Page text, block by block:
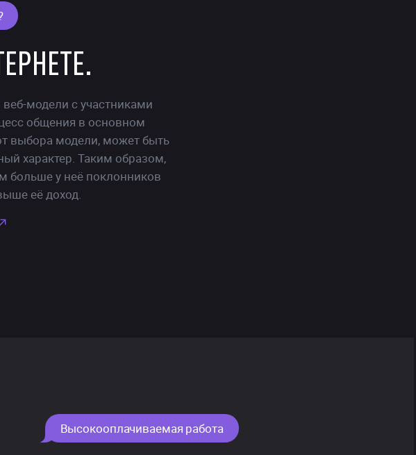
модели с участниками
общения в основном
выбора модели, может быть
характер. Таким образом,
больше у неё поклонников
её доход.
Высокооплачиваемая работа
для